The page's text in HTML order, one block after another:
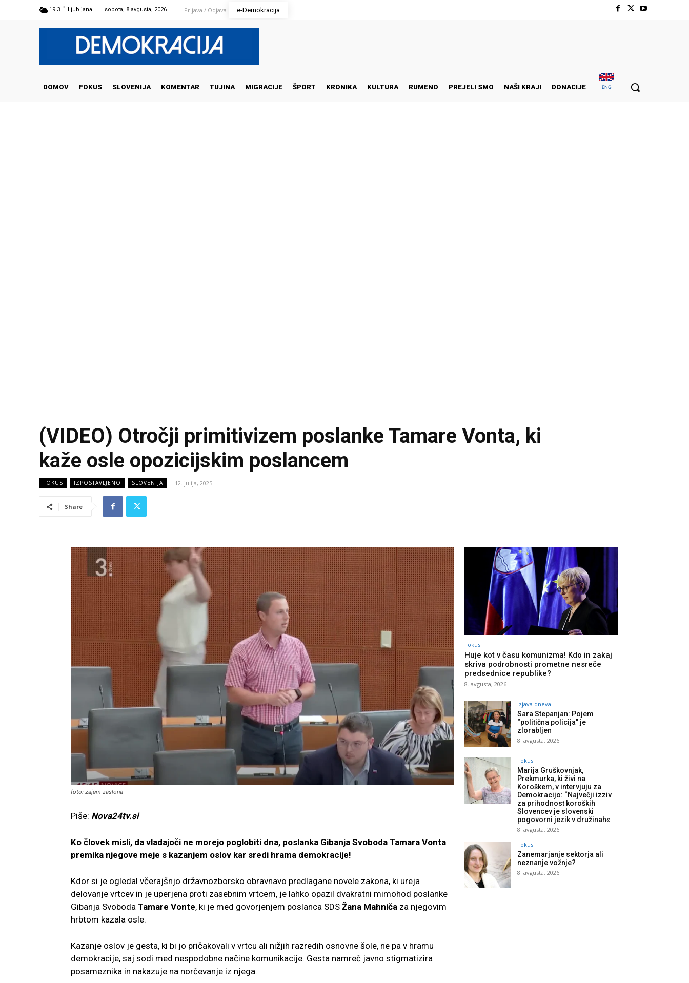
19.3 C Ljubljana sobota, 8 avgusta, 2026 Prijava / Odjava e-Demokracija
DOMOV FOKUS SLOVENIJA KOMENTAR TUJINA MIGRACIJE ŠPORT KRONIKA KULTURA RUMENO PREJELI SMO NAŠI KRAJI DONACIJE ENG
(VIDEO) Otročji primitivizem poslanke Tamare Vonta, ki
kaže osle opozicijskim poslancem
FOKUS IZPOSTAVLJENO SLOVENIJA 12. julija, 2025
Share
foto: zajem zaslona
Piše: Nova24tv.si
Ko človek misli, da vladajoči ne morejo poglobiti dna, poslanka Gibanja Svoboda Tamara Vonta
premika njegove meje s kazanjem oslov kar sredi hrama demokracije!
Kdor si je ogledal včerajšnjo državnozborsko obravnavo predlagane novele zakona, ki ureja
delovanje vrtcev in je uperjena proti zasebnim vrtcem, je lahko opazil dvakratni mimohod poslanke
Gibanja Svoboda Tamare Vonte, ki je med govorjenjem poslanca SDS Žana Mahniča za njegovim
hrbtom kazala osle.
Kazanje oslov je gesta, ki bi jo pričakovali v vrtcu ali nižjih razredih osnovne šole, ne pa v hramu
demokracije, saj sodi med nespodobne načine komunikacije. Gesta namreč javno stigmatizira
posameznika in nakazuje na norčevanje iz njega.
Fokus
Huje kot v času komunizma! Kdo in zakaj
skriva podrobnosti prometne nesreče
predsednice republike?
8. avgusta, 2026
Izjava dneva
Sara Stepanjan: Pojem
“politična policija” je
zlorabljen
8. avgusta, 2026
Fokus
Marija Gruškovnjak,
Prekmurka, ki živi na
Koroškem, v intervjuju za
Demokracijo: “Največji izziv
za prihodnost koroških
Slovencev je slovenski
pogovorni jezik v družinah«
8. avgusta, 2026
Fokus
Zanemarjanje sektorja ali
neznanje vožnje?
8. avgusta, 2026